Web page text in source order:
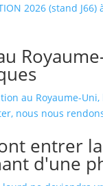
2026 (stand
au Royaume-
nous nous
entrer
d'une